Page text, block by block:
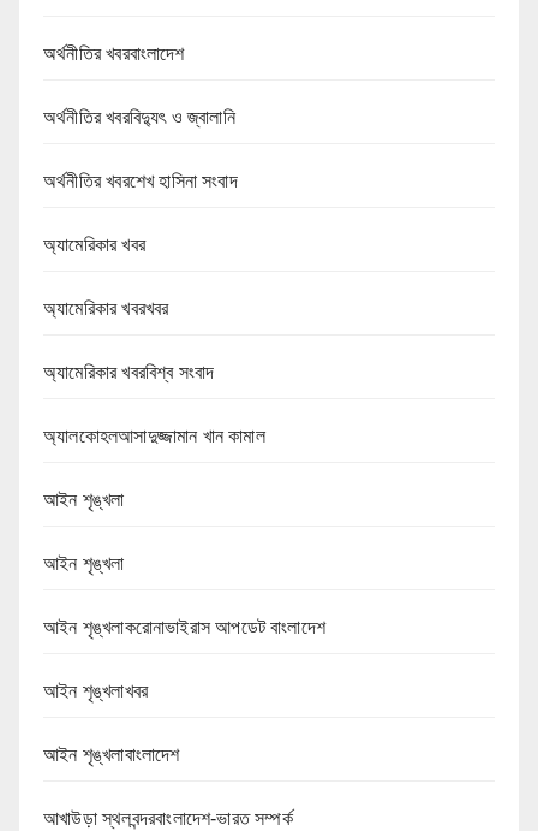
অর্থনীতির খবরবাংলাদেশ
অর্থনীতির খবরবিদ্যুৎ ও জ্বালানি
অর্থনীতির খবরশেখ হাসিনা সংবাদ
অ্যামেরিকার খবর
অ্যামেরিকার খবরখবর
অ্যামেরিকার খবরবিশ্ব সংবাদ
অ্যালকোহলআসাদুজ্জামান খান কামাল
আইন শৃঙ্খলা
আইন শৃঙ্খলা
আইন শৃঙ্খলাকরোনাভাইরাস আপডেট বাংলাদেশ
আইন শৃঙ্খলাখবর
আইন শৃঙ্খলাবাংলাদেশ
আখাউড়া স্থলবন্দরবাংলাদেশ-ভারত সম্পর্ক